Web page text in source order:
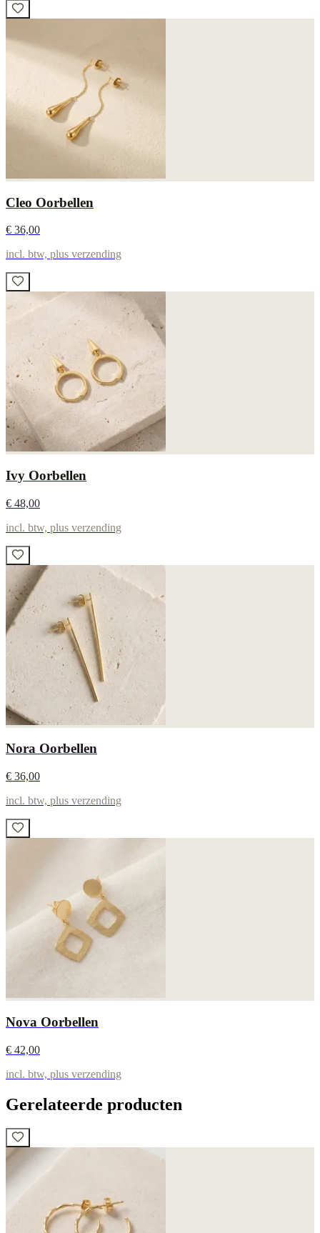
Cleo Oorbellen
€ 36,00
incl. btw, plus verzending
Ivy Oorbellen
€ 48,00
incl. btw, plus verzending
Nora Oorbellen
€ 36,00
incl. btw, plus verzending
Nova Oorbellen
€ 42,00
incl. btw, plus verzending
Gerelateerde producten